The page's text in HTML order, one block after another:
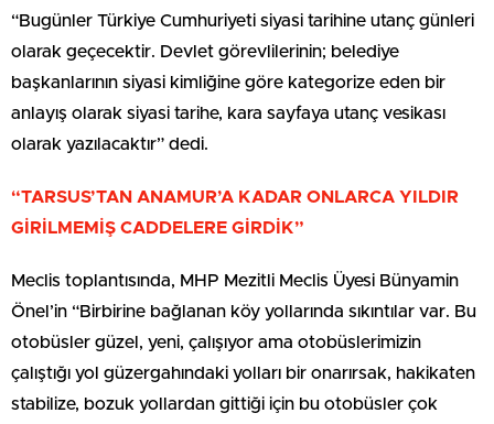
“Bugünler Türkiye Cumhuriyeti siyasi tarihine utanç günleri
olarak geçecektir. Devlet görevlilerinin; belediye
başkanlarının siyasi kimliğine göre kategorize eden bir
anlayış olarak siyasi tarihe, kara sayfaya utanç vesikası
olarak yazılacaktır” dedi.
“TARSUS’TAN ANAMUR’A KADAR ONLARCA YILDIR
GİRİLMEMİŞ CADDELERE GİRDİK”
Meclis toplantısında, MHP Mezitli Meclis Üyesi Bünyamin
Önel’in “Birbirine bağlanan köy yollarında sıkıntılar var. Bu
otobüsler güzel, yeni, çalışıyor ama otobüslerimizin
çalıştığı yol güzergahındaki yolları bir onarırsak, hakikaten
stabilize, bozuk yollardan gittiği için bu otobüsler çok